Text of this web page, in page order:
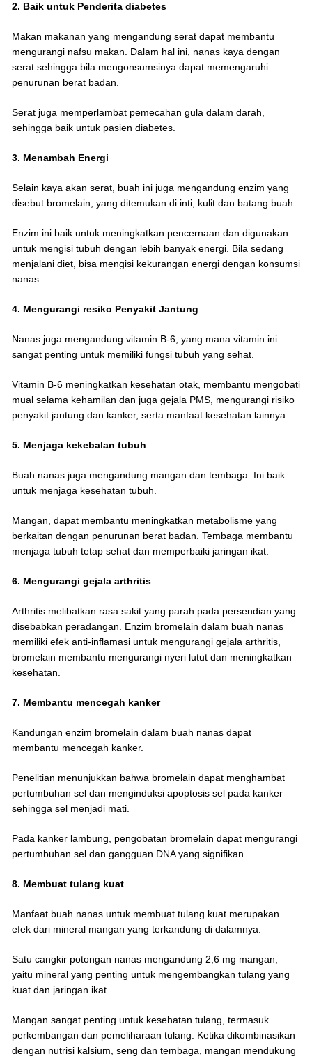
2. Baik untuk Penderita diabetes
Makan makanan yang mengandung serat dapat membantu
mengurangi nafsu makan. Dalam hal ini, nanas kaya dengan
serat sehingga bila mengonsumsinya dapat memengaruhi
penurunan berat badan.
Serat juga memperlambat pemecahan gula dalam darah,
sehingga baik untuk pasien diabetes.
3. Menambah Energi
Selain kaya akan serat, buah ini juga mengandung enzim yang
disebut bromelain, yang ditemukan di inti, kulit dan batang buah.
Enzim ini baik untuk meningkatkan pencernaan dan digunakan
untuk mengisi tubuh dengan lebih banyak energi. Bila sedang
menjalani diet, bisa mengisi kekurangan energi dengan konsumsi
nanas.
4. Mengurangi resiko Penyakit Jantung
Nanas juga mengandung vitamin B-6, yang mana vitamin ini
sangat penting untuk memiliki fungsi tubuh yang sehat.
Vitamin B-6 meningkatkan kesehatan otak, membantu mengobati
mual selama kehamilan dan juga gejala PMS, mengurangi risiko
penyakit jantung dan kanker, serta manfaat kesehatan lainnya.
5. Menjaga kekebalan tubuh
Buah nanas juga mengandung mangan dan tembaga. Ini baik
untuk menjaga kesehatan tubuh.
Mangan, dapat membantu meningkatkan metabolisme yang
berkaitan dengan penurunan berat badan. Tembaga membantu
menjaga tubuh tetap sehat dan memperbaiki jaringan ikat.
6. Mengurangi gejala arthritis
Arthritis melibatkan rasa sakit yang parah pada persendian yang
disebabkan peradangan. Enzim bromelain dalam buah nanas
memiliki efek anti-inflamasi untuk mengurangi gejala arthritis,
bromelain membantu mengurangi nyeri lutut dan meningkatkan
kesehatan.
7. Membantu mencegah kanker
Kandungan enzim bromelain dalam buah nanas dapat
membantu mencegah kanker.
Penelitian menunjukkan bahwa bromelain dapat menghambat
pertumbuhan sel dan menginduksi apoptosis sel pada kanker
sehingga sel menjadi mati.
Pada kanker lambung, pengobatan bromelain dapat mengurangi
pertumbuhan sel dan gangguan DNA yang signifikan.
8. Membuat tulang kuat
Manfaat buah nanas untuk membuat tulang kuat merupakan
efek dari mineral mangan yang terkandung di dalamnya.
Satu cangkir potongan nanas mengandung 2,6 mg mangan,
yaitu mineral yang penting untuk mengembangkan tulang yang
kuat dan jaringan ikat.
Mangan sangat penting untuk kesehatan tulang, termasuk
perkembangan dan pemeliharaan tulang. Ketika dikombinasikan
dengan nutrisi kalsium, seng dan tembaga, mangan mendukung